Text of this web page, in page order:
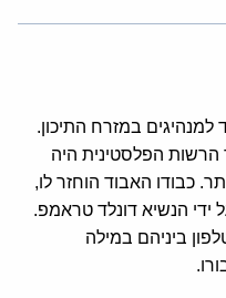
למנהיגים במזרח התיכון.
הרשות הפלסטינית היה
כבודו האבוד הוחזר לו,
הנשיא דונלד טראמפ.
ביניהם במילה